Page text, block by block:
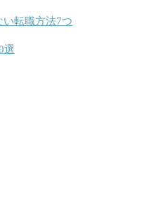
転職方法7つ
選